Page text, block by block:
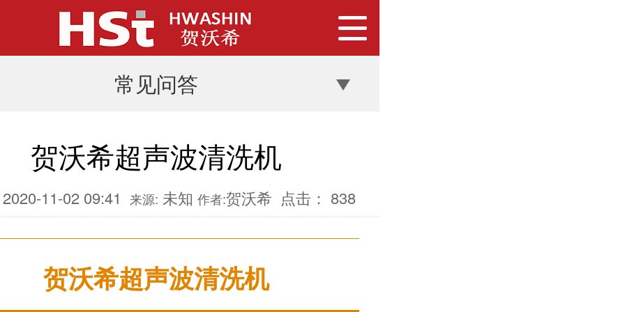
常见问答
贺沃希超声波清洗机
11-02 09:41 来源: 未知 作者:贺沃希 点击： 838
贺沃希超声波清洗机